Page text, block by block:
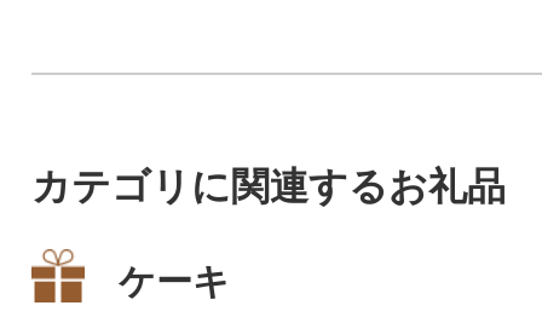
カテゴリに関連するお礼品
ケーキ